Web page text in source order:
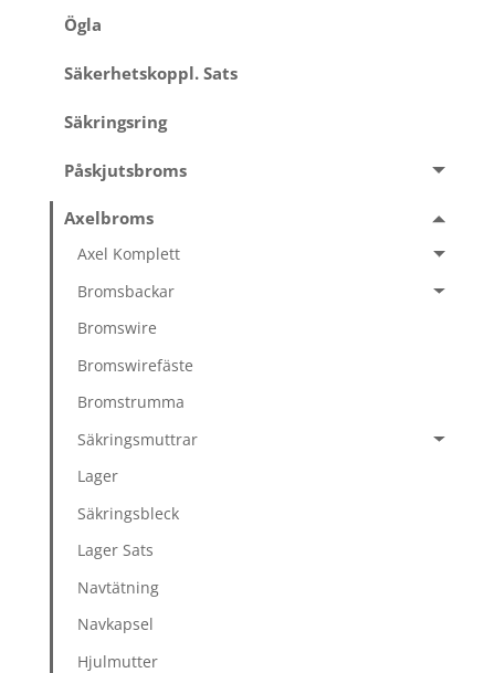
Ögla
Säkerhetskoppl. Sats
Säkringsring
Påskjutsbroms
Axelbroms
Axel Komplett
Bromsbackar
Bromswire
Bromswirefäste
Bromstrumma
Säkringsmuttrar
Lager
Säkringsbleck
Lager Sats
Navtätning
Navkapsel
Hjulmutter